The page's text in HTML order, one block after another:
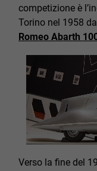
competizione è
Torino nel 1958
Romeo Abarth
Verso la fine del